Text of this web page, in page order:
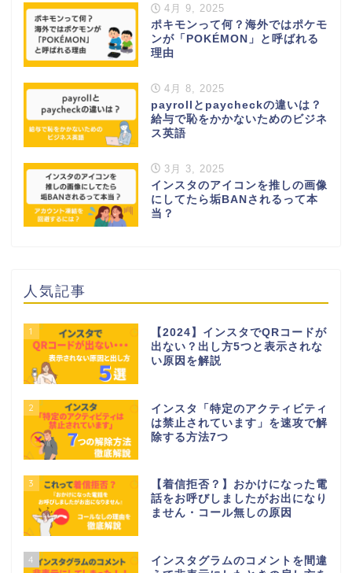
4月 9, 2025
ポキモンって何？海外ではポケモ
ンが「POKÉMON」と呼ばれる
理由
4月 8, 2025
payrollとpaycheckの違いは？
給与で恥をかかないためのビジネ
ス英語
3月 3, 2025
インスタのアイコンを推しの画像
にしてたら垢BANされるって本
当？
人気記事
1
【2024】インスタでQRコードが
出ない？出し方5つと表示されな
い原因を解説
2
インスタ「特定のアクティビティ
は禁止されています」を速攻で解
除する方法7つ
3
【着信拒否？】おかけになった電
話をお呼びしましたがお出になり
ません・コール無しの原因
4
インスタグラムのコメントを間違